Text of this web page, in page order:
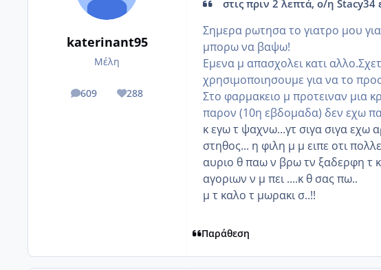
katerinant95
Μέλη
609
posts 288
Reputation
στις πριν 2 λεπτά, ο/η Stacy34
Σημερα ρωτησα το γιατρο μου
μπορω να βαψω!
Εμενα μ απασχολει κατι
χρησιμοποιησουμε για να το
Στο φαρμακειο μ προτειναν μια
παρον (10η εβδομαδα) δεν εχω
κ εγω τ ψαχνω...γτ σιγα σιγα εχω
στηθος... η φιλη μ μ ειπε οτι
αυριο θ παω ν βρω τν ξαδερφη τ
αγοριων ν μ πει ....κ θ σας πω..
μ τ καλο τ μωρακι σ..!!
Παράθεση